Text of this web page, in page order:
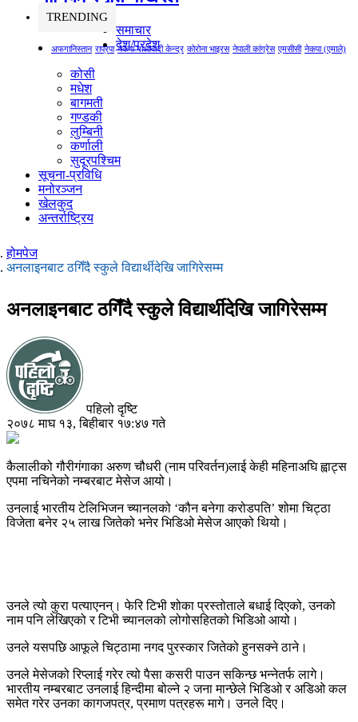
TRENDING
अफगानिस्तान राप्रपा नेकपा माओवादी केन्द्र कोरोना भाइरस नेपाली कांग्रेस एमसीसी नेकपा (एमाले)
समाचार
देश/प्रदेश
कोसी
मधेश
बागमती
गण्डकी
लुम्बिनी
कर्णाली
सुदूरपश्चिम
सूचना-प्रविधि
मनोरञ्जन
खेलकुद
अन्तर्राष्ट्रिय
होमपेज
अनलाइनबाट ठगिँदै स्कुले विद्यार्थीदेखि जागिरेसम्म
अनलाइनबाट ठगिँदै स्कुले विद्यार्थीदेखि जागिरेसम्म
पहिलो दृष्टि
२०७८ माघ १३, बिहीबार १७:४७ गते
कैलालीको गौरीगंगाका अरुण चौधरी (नाम परिवर्तन)लाई केही महिनाअघि ह्वाट्स
एपमा नचिनेको नम्बरबाट मेसेज आयो।
उनलाई भारतीय टेलिभिजन च्यानलको ‘कौन बनेगा करोडपति’ शोमा चिट्ठा
विजेता बनेर २५ लाख जितेको भनेर भिडिओ मेसेज आएको थियो।
उनले त्यो कुरा पत्याएनन्। फेरि टिभी शोका प्रस्तोताले बधाई दिएको, उनको
नाम पनि लेखिएको र टिभी च्यानलको लोगोसहितको भिडिओ आयो।
उनले यसपछि आफूले चिट्ठामा नगद पुरस्कार जितेको हुनसक्ने ठाने।
उनले मेसेजको रिप्लाई गरेर त्यो पैसा कसरी पाउन सकिन्छ भन्नेतर्फ लागे।
भारतीय नम्बरबाट उनलाई हिन्दीमा बोल्ने २ जना मान्छेले भिडिओ र अडिओ कल
समेत गरेर उनका कागजपत्र, प्रमाण पत्रहरू मागे। उनले दिए।